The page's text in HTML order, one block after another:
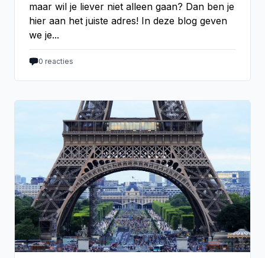
maar wil je liever niet alleen gaan? Dan ben je
hier aan het juiste adres! In deze blog geven
we je...
0 reacties